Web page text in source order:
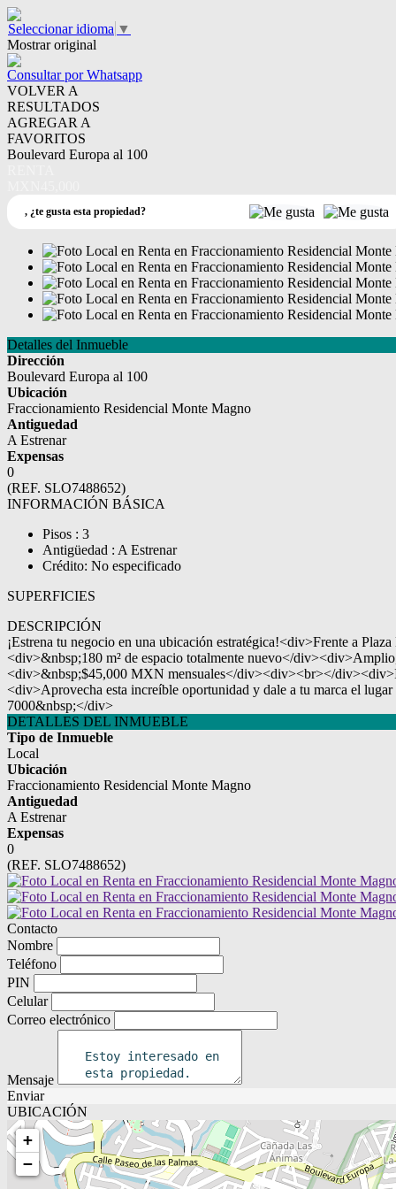
Seleccionar idioma ▼
Mostrar original
Consultar por Whatsapp
VOLVER A
RESULTADOS
AGREGAR A
FAVORITOS
Boulevard Europa al 100
, ¿te gusta esta propiedad?
Detalles del Inmueble
Dirección
Boulevard Europa al 100
Ubicación
Fraccionamiento Residencial Monte Magno
Antiguedad
A Estrenar
Expensas
0
(REF. SLO7488652)
INFORMACIÓN BÁSICA
Pisos : 3
Antigüedad : A Estrenar
Crédito: No especificado
SUPERFICIES
DESCRIPCIÓN
¡Estrena tu negocio en una ubicación estratégica!<div>Frente a
<div>&nbsp;180 m² de espacio totalmente nuevo</
<div>&nbsp;$45,000 MXN mensuales</div><div><br></
<div>Aprovecha esta increíble oportunidad y dale a tu marca el
7000&nbsp;</div>
DETALLES DEL INMUEBLE
Tipo de Inmueble
Local
Ubicación
Fraccionamiento Residencial Monte Magno
Antiguedad
A Estrenar
Expensas
0
(REF. SLO7488652)
Contacto
Nombre
Teléfono
PIN
Celular
Correo electrónico
Mensaje
Enviar
UBICACIÓN
+
−